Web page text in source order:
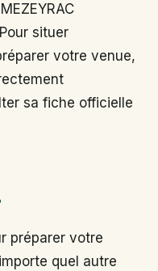
situer
votre venue,
sa fiche officielle
préparer votre
quel autre